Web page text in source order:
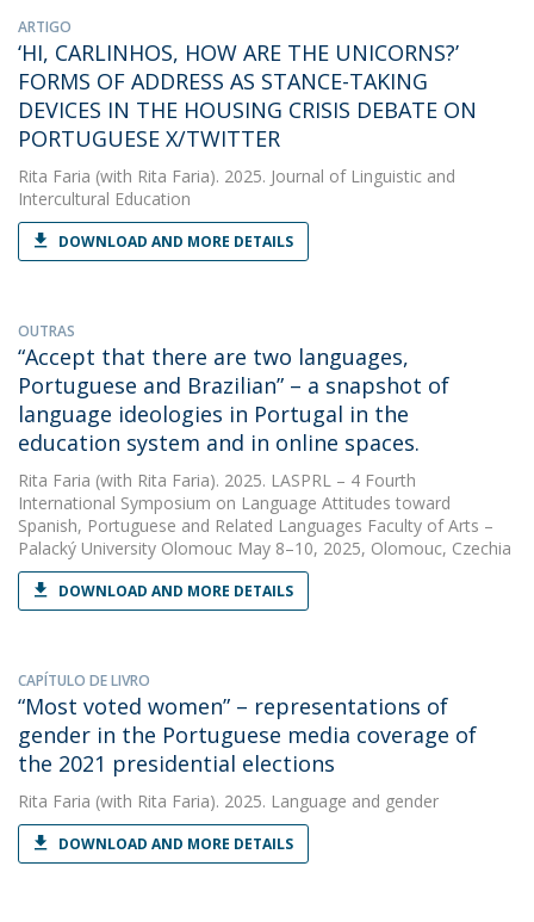
ARTIGO
‘HI, CARLINHOS, HOW ARE THE UNICORNS?’
FORMS OF ADDRESS AS STANCE-TAKING
DEVICES IN THE HOUSING CRISIS DEBATE ON
PORTUGUESE X/TWITTER
Rita Faria (with Rita Faria). 2025. Journal of Linguistic and
Intercultural Education
DOWNLOAD AND MORE DETAILS
OUTRAS
“Accept that there are two languages,
Portuguese and Brazilian” – a snapshot of
language ideologies in Portugal in the
education system and in online spaces.
Rita Faria (with Rita Faria). 2025. LASPRL – 4 Fourth
International Symposium on Language Attitudes toward
Spanish, Portuguese and Related Languages Faculty of Arts –
Palacký University Olomouc May 8–10, 2025, Olomouc, Czechia
DOWNLOAD AND MORE DETAILS
CAPÍTULO DE LIVRO
“Most voted women” – representations of
gender in the Portuguese media coverage of
the 2021 presidential elections
Rita Faria (with Rita Faria). 2025. Language and gender
DOWNLOAD AND MORE DETAILS